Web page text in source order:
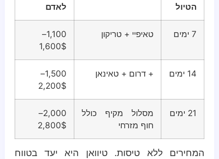
הטיול
לאדם
7 ימים טאיפיי + טריקון
1,100–
1,600$
14 ימים + דרום + טאינאן
1,500–
2,200$
21 ימים
מסלול מקיף כולל
חוף מזרחי
2,000–
2,800$
המחירים ללא טיסות. טיוואן היא יעד בטווח